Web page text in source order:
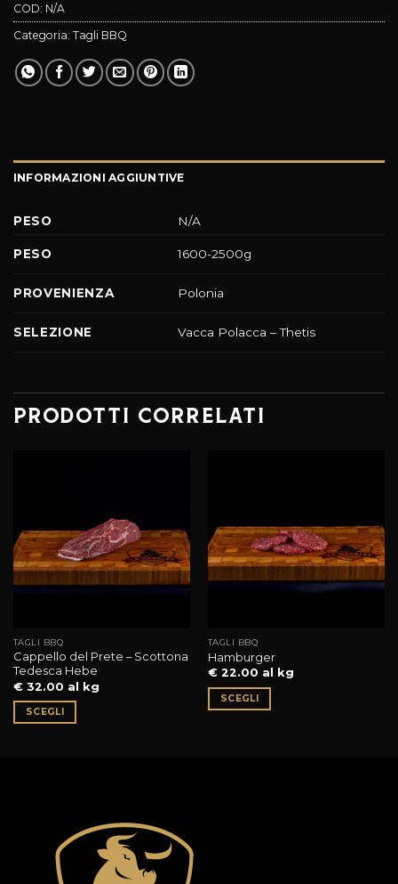
COD: N/A
Categoria: Tagli BBQ
INFORMAZIONI AGGIUNTIVE
PESO N/A
PESO 1600-2500g
PROVENIENZA Polonia
SELEZIONE Vacca Polacca – Thetis
PRODOTTI CORRELATI
TAGLI BBQ
Cappello del Prete – Scottona
Tedesca Hebe
€ 32.00 al kg
SCEGLI
possono
TAGLI BBQ
Hamburger
€ 22.00 al kg
SCEGLI